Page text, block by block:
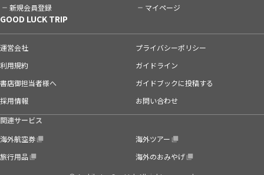
新規会員登録 マイページ
GOOD LUCK TRIP
運営会社
プライバシーポリシー
利用規約
ガイドライン
書店御担当者様へ
ガイドブックに投稿する
採用情報
お問い合わせ
関連サービス
海外航空券
海外ツアー
旅行用品
海外のおみやげ